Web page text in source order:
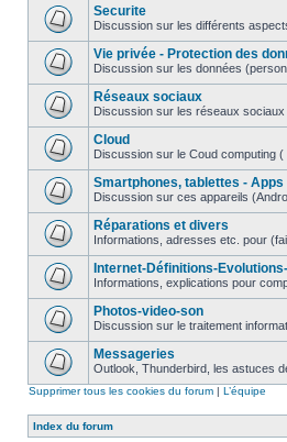
Securite
Discussion sur les différents
Vie privée - Protection des
Discussion sur les données
Réseaux sociaux
Discussion sur les réseaux
Cloud
Discussion sur le Coud computing
Smartphones, tablettes - Apps
Discussion sur ces appareils
Réparations et divers
Informations, adresses etc. pour
Internet-Définitions-
Informations, explications pour
Photos-video-son
Discussion sur le traitement
Messageries
Outlook, Thunderbird, les astuces
Supprimer tous les cookies du forum | L’équipe
Index du forum